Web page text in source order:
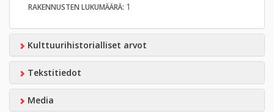
RAKENNUSTEN LUKUMÄÄRÄ: 1
Kulttuurihistorialliset arvot
Tekstitiedot
Media